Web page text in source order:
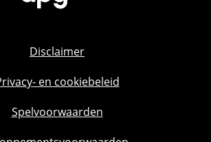
Disclaimer
en cookiebeleid
Spelvoorwaarden